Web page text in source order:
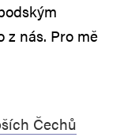
z nás. Pro mě
Čechů